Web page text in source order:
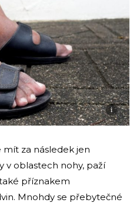
i
mít za následek jen
v oblastech nohy, paží
příznakem
Mnohdy se přebytečné